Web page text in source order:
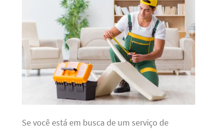
Se você está em busca de um serviço de